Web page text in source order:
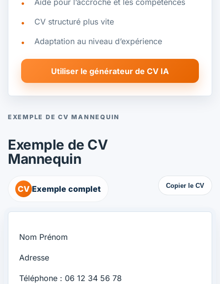
EXEMPLE DE CV MANNEQUIN
Exemple de CV
Mannequin
CV Exemple complet Copier le CV
Nom Prénom
Adresse
Téléphone : 06 12 34 56 78
Aide pour l’accroche et les compétences
CV structuré plus vite
Adaptation au niveau d’expérience
Utiliser le générateur de CV IA